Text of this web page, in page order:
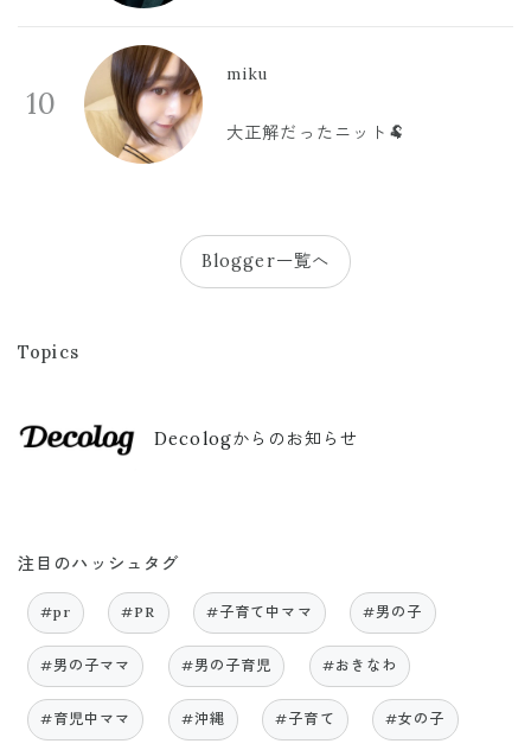
10
miku
大正解だったニット🐏
Blogger一覧へ
Topics
Decologからのお知らせ
注目のハッシュタグ
#pr #PR #子育て中ママ #男の子
#男の子ママ #男の子育児 #おきなわ
#育児中ママ #沖縄 #子育て #女の子